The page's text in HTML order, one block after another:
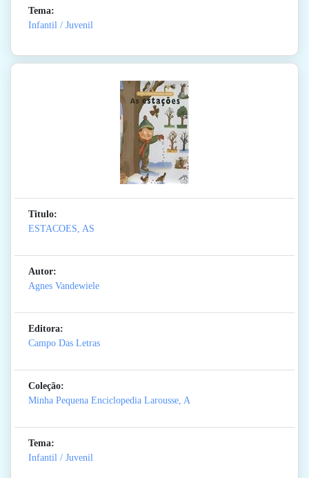
Tema:
Infantil / Juvenil
Titulo:
ESTACOES, AS
Autor:
Agnes Vandewiele
Editora:
Campo Das Letras
Coleção:
Minha Pequena Enciclopedia Larousse, A
Tema:
Infantil / Juvenil